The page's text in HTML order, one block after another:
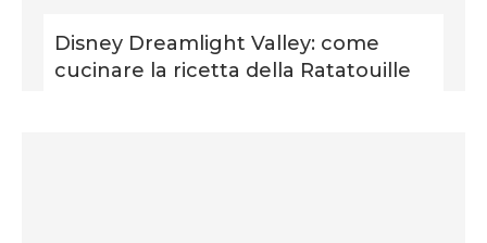
Disney Dreamlight Valley: come
cucinare la ricetta della Ratatouille